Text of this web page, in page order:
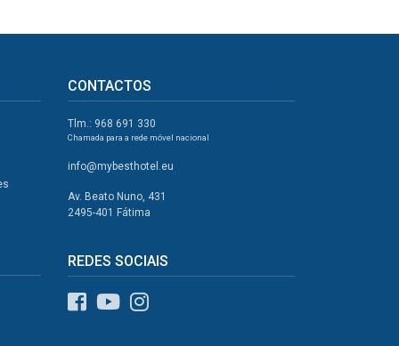
CONTACTOS
Tlm.: 968 691 330
Chamada para a rede móvel nacional
info@mybesthotel.eu
Av. Beato Nuno, 431
2495-401 Fátima
REDES SOCIAIS